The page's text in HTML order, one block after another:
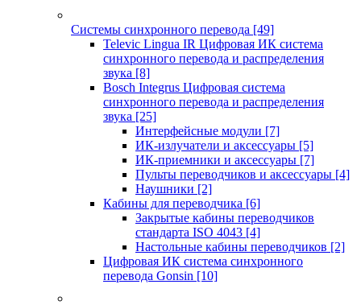
Системы синхронного перевода [49]
Televic Lingua IR Цифровая ИК система
синхронного перевода и распределения
звука [8]
Bosch Integrus Цифровая система
синхронного перевода и распределения
звука [25]
Интерфейсные модули [7]
ИК-излучатели и аксессуары [5]
ИК-приемники и аксессуары [7]
Пульты переводчиков и аксессуары [4]
Наушники [2]
Кабины для переводчика [6]
Закрытые кабины переводчиков
стандарта ISO 4043 [4]
Настольные кабины переводчиков [2]
Цифровая ИК система синхронного
перевода Gonsin [10]